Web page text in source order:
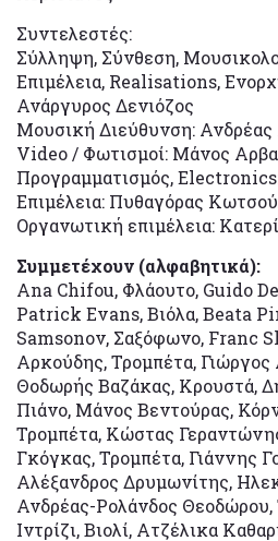
Συντελεστές:
Σύλληψη, Σύνθεση,
Επιμέλεια, Realisations,
Ανάργυρος Δενιόζος
Μουσική Διεύθυνση: Ανδρέας
Video / Φωτισμοί: Μάνος
Προγραμματισμός,
Επιμέλεια: Πυθαγόρας
Οργανωτική επιμέλεια:
Συμμετέχουν (αλφαβητικά):
Ana Chifou, Φλάουτο, Guido
Patrick Evans, Βιόλα, Beata
Samsonov, Σαξόφωνο, Franc
Αρκούδης, Τρομπέτα,
Θοδωρής Βαζάκας, Κρουστά,
Πιάνο, Μάνος Βεντούρας,
Τρομπέτα, Κώστας
Γκόγκας, Τρομπέτα, Γιάννης
Αλέξανδρος Δρυμωνίτης,
Ανδρέας-Ρολάνδος Θεοδώρου,
Ιντρίζι, Βιολί, Ατζέλικα